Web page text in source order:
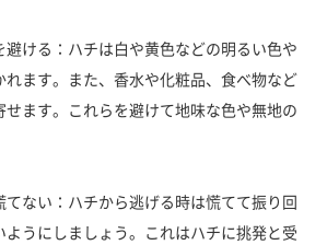
ける：ハチは白や黄色などの明るい色や
ます。また、香水や化粧品、食べ物など
ます。これらを避けて地味な色や無地の
ない：ハチから逃げる時は慌てて振り回
ようにしましょう。これはハチに挑発と受